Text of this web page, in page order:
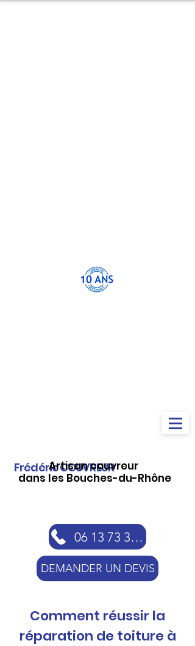
Frédéric COUVREUR
Artisan couvreur
dans les Bouches-du-Rhône
06 13 73 30 46
DEMANDER UN DEVIS
Comment réussir la
réparation de toiture à